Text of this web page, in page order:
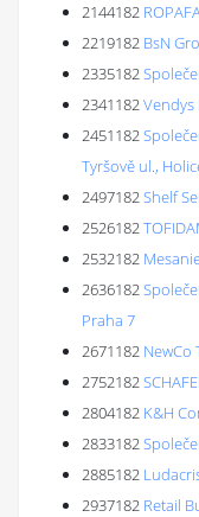
2144182
2219182 BsN
2335182
2341182Vendys
2451182
Tyršově ul.,
2497182Shelf
2526182
2532182
2636182
Praha 7
2671182 NewCo
2752182
2804182 K&H
2833182
2885182
2937182 Retail